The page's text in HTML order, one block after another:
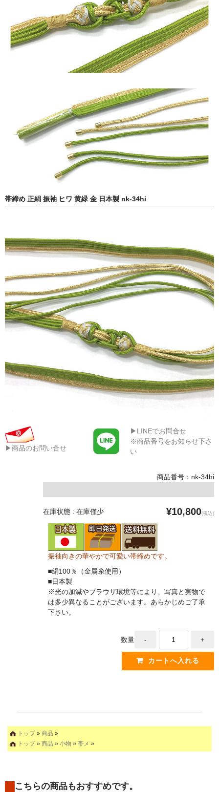
帯締め 正絹 振袖 ヒワ 黄緑 金 日本製 nk-34hi
▶商品のお問い合せ
▶LINEでお問合せ
※商品番号をお知らせ下さ
い
商品番号：nk-34hi
在庫状態 : 在庫僅少 ¥10,800(税込)
振袖向きの華やかで可愛い帯締めです。
■絹100％（金属糸使用）
■日本製
※光の加減やブラウザ環境等により、写真と実物で
は多少異なることがございます。あらかじめご了承
下さい。
数量
トップ» 商品 »
トップ» 商品 » 小物 » 帯メ »
こちらの商品もおすすめです。